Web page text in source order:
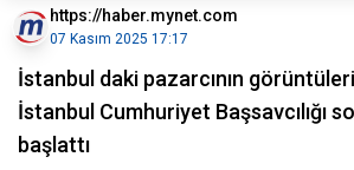
https://haber.mynet.com
07 Kasım 2025 17:17
İstanbul daki pazarcının
İstanbul Cumhuriyet Başsavcılığı
başlattı